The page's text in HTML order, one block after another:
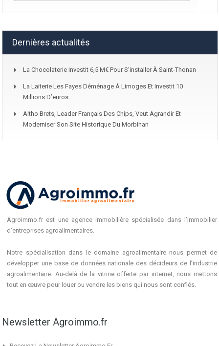
Dernières actualités
La Chocolaterie Investit 6,5 M€ Pour S’installer À Saint-Thonan
La Laiterie Les Fayes Déménage À Limoges Et Investit 10
Millions D’euros
Altho Brets, Leader Français Des Chips, Veut Agrandir Et
Moderniser Son Site Historique Du Morbihan
Agroimmo.fr est une agence immobilière spécialisée dans l’immobilier
d’entreprises agroalimentaires.
Notre spécialisation dans le domaine agroalimentaire nous permet de
développer une base de données nationale des décideurs de l’industrie
agroalimentaire. Au-delà de la vitrine offerte par internet, nous mettons
tout en œuvre pour louer ou vendre les biens qui nous sont confiés.
Newsletter Agroimmo.fr